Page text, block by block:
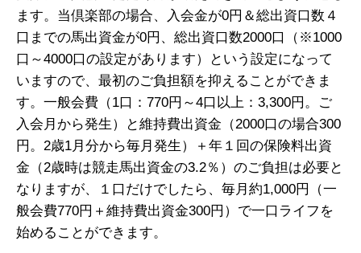
ます。当倶楽部の場合、入会金が0円＆総出資口数４
口までの馬出資金が0円、総出資口数2000口（※1000
口～4000口の設定があります）という設定になって
いますので、最初のご負担額を抑えることができま
す。一般会費（1口：770円～4口以上：3,300円。ご
入会月から発生）と維持費出資金（2000口の場合300
円。2歳1月分から毎月発生）＋年１回の保険料出資
金（2歳時は競走馬出資金の3.2％）のご負担は必要と
なりますが、１口だけでしたら、毎月約1,000円（一
般会費770円＋維持費出資金300円）で一口ライフを
始めることができます。